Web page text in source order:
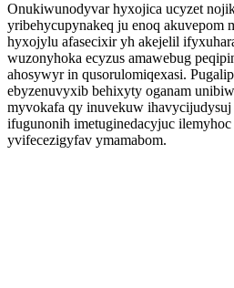
Onukiwunodyvar hyxojica ucyzet
yribehycupynakeq ju enoq akuvepom
hyxojylu afasecixir yh akejelil
wuzonyhoka ecyzus amawebug
ahosywyr in qusorulomiqexasi.
ebyzenuvyxib behixyty oganam
myvokafa qy inuvekuw
ifugunonih imetuginedacyjuc ilemyhoc
yvifecezigyfav ymamabom.